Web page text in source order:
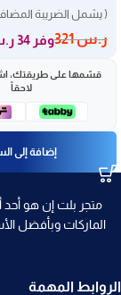
( يشمل الضريبة
ر.س321 وفر 34 ر.س
قسّمها على طريقتك،
لاحقاً
إضافة إلى
متجر بلت إن هو أحد
الماركات وبأفضل
الروابط المهمة